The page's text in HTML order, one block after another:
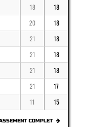
18
18
20
18
21
18
21
18
21
18
21
17
11 15
COMPLET